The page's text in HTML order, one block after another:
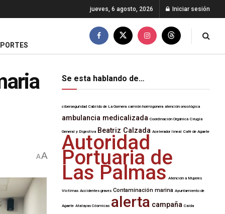
jueves, 6 agosto, 2026 Iniciar sesión
AA
Se esta hablando de…
ciberseguridad Cabildo de La Gomera camión hormigonera atención oncológica
ambulancia medicalizada Coordinación Orgánica Cirugía
General y Digestiva Beatriz Calzada Acelerador lineal Café de Agaete
Autoridad
Portuaria de
Las Palmas Atención a Mujeres
Víctimas Accidentes graves Contaminación marina Ayuntamiento de
Agaete Atalayas Cósmicas alerta campaña Caída